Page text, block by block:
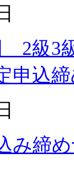
2級3
申込
み締